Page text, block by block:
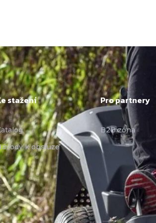
stažení
k obsluze
Pro partnery
B2B zóna